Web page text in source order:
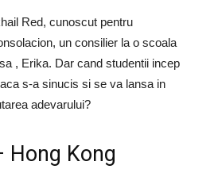
Red, cunoscut pentru
un consilier la o scoala
, Erika. Dar cand studentii incep
s-a sinucis si se va lansa in
adevarului?
Hong Kong